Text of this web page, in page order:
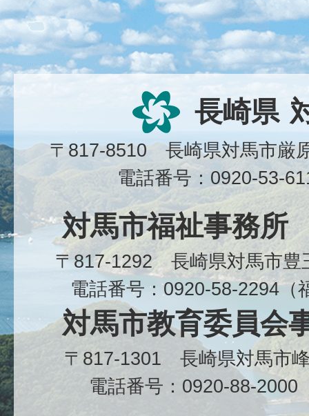
長崎県
〒817-8510 長崎県対馬市
電話番号：0920-53-
対馬市福祉事務所
〒817-1292 長崎県対馬市
電話番号：0920-58-2294（
対馬市教育委員会
〒817-1301 長崎県対馬市
電話番号：0920-88-2000